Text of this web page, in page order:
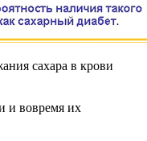
сахара в крови
и вовремя их